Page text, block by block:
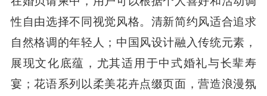
性自由选择不同视觉风格。清新简约风适合追求
自然格调的年轻人；中国风设计融入传统元素，
展现文化底蕴，尤其适用于中式婚礼与长辈寿
宴；花语系列以柔美花卉点缀页面，营造浪漫氛